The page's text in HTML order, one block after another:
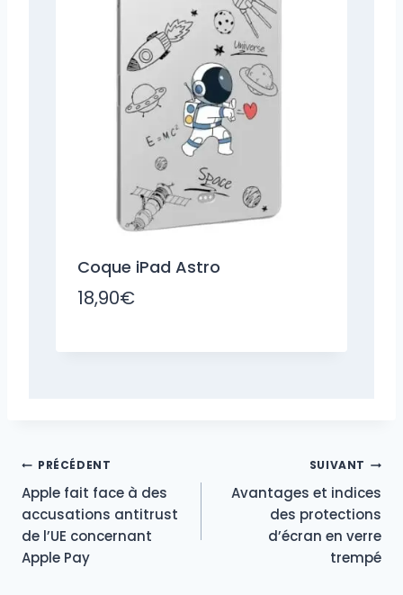
Coque iPad Astro
18,90€
Navigation
de
l’article
PRÉCÉDENT
Apple fait face à des
accusations antitrust
de l’UE concernant
Apple Pay
SUIVANT
Avantages et indices
des protections
d’écran en verre
trempé